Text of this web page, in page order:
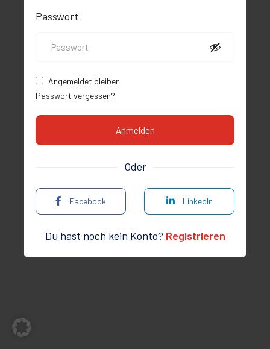
Passwort
Angemeldet bleiben
Passwort vergessen?
Oder
Facebook LinkedIn
Du hast noch kein Konto? Registrieren